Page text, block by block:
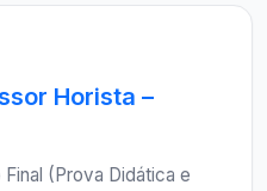
Horista –
(Prova Didática e